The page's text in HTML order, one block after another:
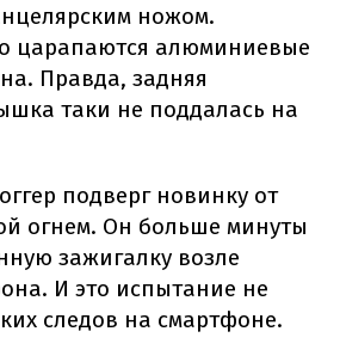
ножом.
царапаются алюминиевые
Правда, задняя
таки не поддалась на
подверг новинку от
огнем. Он больше минуты
зажигалку возле
И это испытание не
следов на смартфоне.